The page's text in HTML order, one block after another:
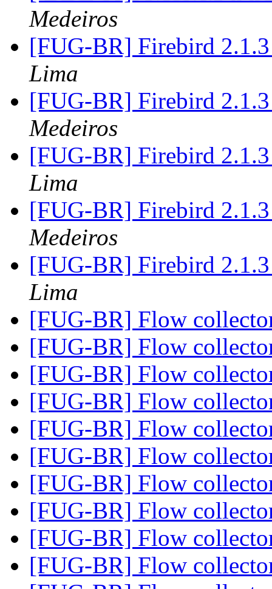
Medeiros
[FUG-BR] Firebird
Lima
[FUG-BR] Firebird
Medeiros
[FUG-BR] Firebird
Lima
[FUG-BR] Firebird
Medeiros
[FUG-BR] Firebird
Lima
[FUG-BR] Flow
[FUG-BR] Flow
[FUG-BR] Flow
[FUG-BR] Flow
[FUG-BR] Flow
[FUG-BR] Flow
[FUG-BR] Flow
[FUG-BR] Flow
[FUG-BR] Flow
[FUG-BR] Flow